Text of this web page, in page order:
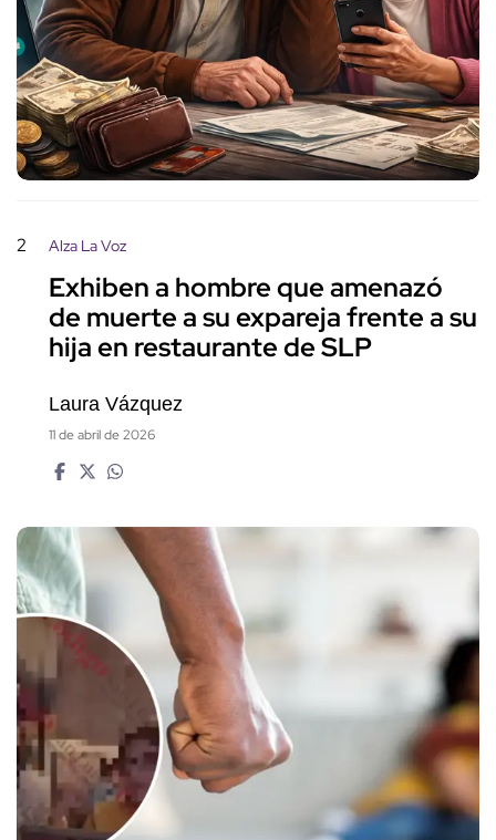
2 Alza La Voz
Exhiben a hombre que amenazó
de muerte a su expareja frente a su
hija en restaurante de SLP
Laura Vázquez
11 de abril de 2026